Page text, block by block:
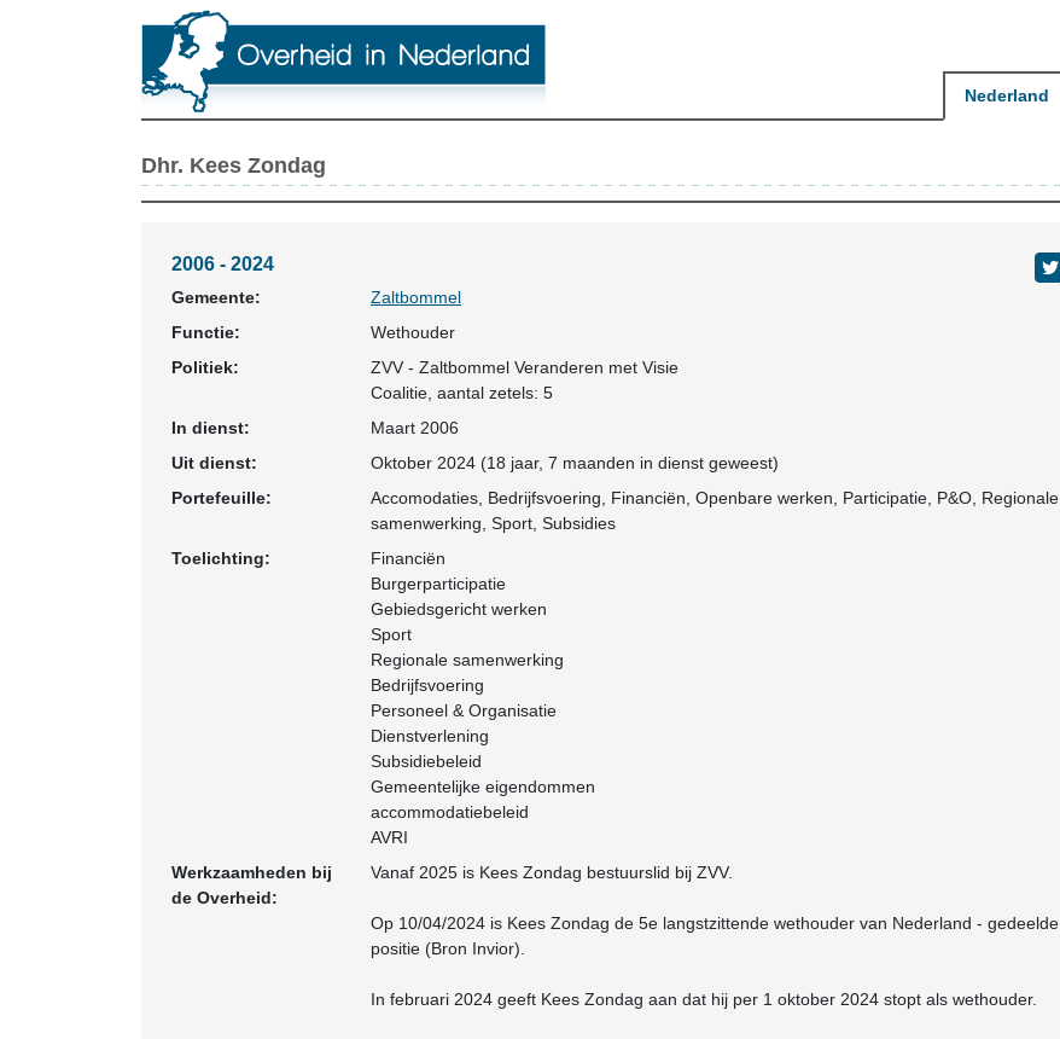
Nederland
Dhr. Kees Zondag
2006 - 2024
Gemeente:
Zaltbommel
Functie:
Wethouder
Politiek:
ZVV - Zaltbommel Veranderen met Visie
Coalitie , aantal zetels: 5
In dienst:
Maart 2006
Uit dienst:
Oktober 2024 (18 jaar, 7 maanden in dienst geweest)
Portefeuille:
Accomodaties, Bedrijfsvoering, Financiën, Openbare werken, Participatie, P&O, Regionale
samenwerking, Sport, Subsidies
Toelichting:
Financiën
Burgerparticipatie
Gebiedsgericht werken
Sport
Regionale samenwerking
Bedrijfsvoering
Personeel & Organisatie
Dienstverlening
Subsidiebeleid
Gemeentelijke eigendommen
accommodatiebeleid
AVRI
Werkzaamheden bij
de Overheid:
Vanaf 2025 is Kees Zondag bestuurslid bij ZVV.
Op 10/04/2024 is Kees Zondag de 5e langstzittende wethouder van Nederland - gedeelde
positie (Bron Invior).
In februari 2024 geeft Kees Zondag aan dat hij per 1 oktober 2024 stopt als wethouder.